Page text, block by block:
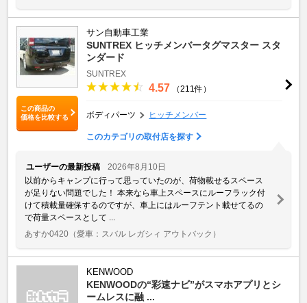
この商品の
価格を比較する
サン自動車工業
SUNTREX ヒッチメンバータグマスター スタ
ンダード
SUNTREX
4.57 （211件）
ボディパーツ ヒッチメンバー
このカテゴリの取付店を探す
ユーザーの最新投稿
2026年8月10日
以前からキャンプに行って思っていたのが、荷物載せるスペース
が足りない問題でした！ 本来なら車上スペースにルーフラック付
けて積載量確保するのですが、車上にはルーフテント載せてるの
で荷量スペースとして ...
あすか0420 （愛車：スバル レガシィ アウトバック）
KENWOOD
KENWOODの“彩速ナビ”がスマホアプリとシ
ームレスに融 ...